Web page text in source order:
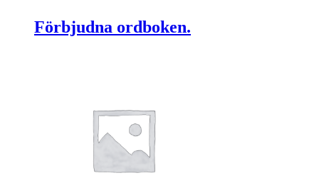
Förbjudna ordboken.